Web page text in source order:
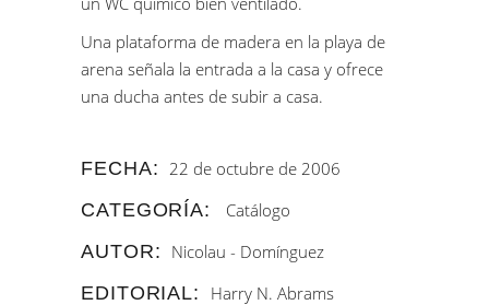
Una plataforma de madera en la playa de
arena señala la entrada a la casa y ofrece
una ducha antes de subir a casa.
FECHA: 22 de octubre de 2006
CATEGORÍA:
Catálogo
AUTOR: Nicolau - Domínguez
EDITORIAL:
Harry N. Abrams